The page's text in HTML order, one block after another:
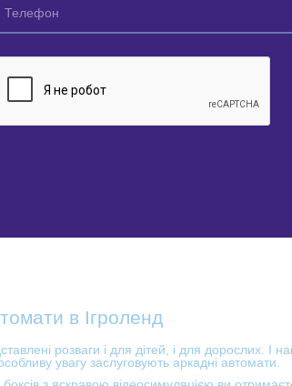
в Ігроленд
розваги і для дітей, і для дорослих. І
увагу заслуговують аркадні автомати.